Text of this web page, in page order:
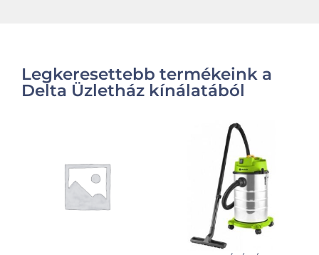
Legkeresettebb termékeink a
Delta Üzletház kínálatából